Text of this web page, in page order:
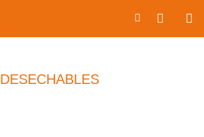
Carrito
DESECHABLES